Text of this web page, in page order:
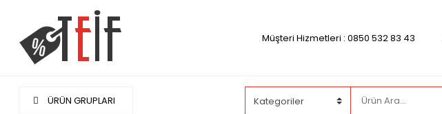
Müşteri Hizmetleri : 0850 532 83 43
ÜRÜN GRUPLARI